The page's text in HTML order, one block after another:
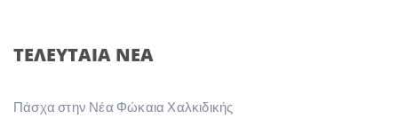
ΤΕΛΕΥΤΑΙΑ ΝΕΑ
Πάσχα στην Νέα Φώκαια Χαλκιδικής